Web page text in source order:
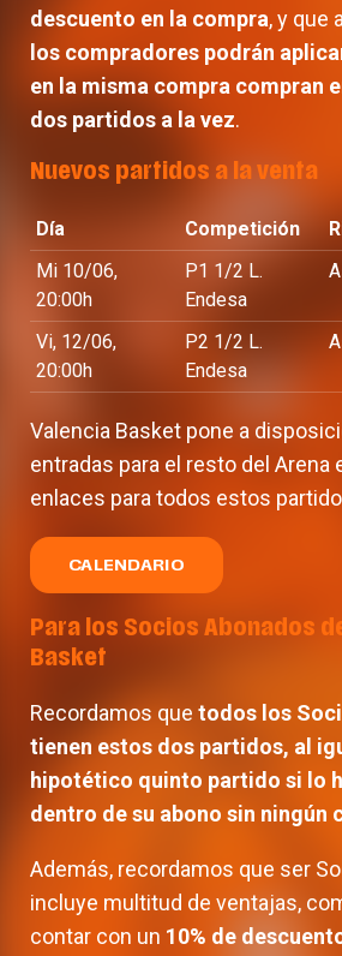
descuento en la compra, y que
los compradores podrán
en la misma compra compran
dos partidos a la vez.
Nuevos partidos a la venta
Día Competición
Mi 10/06,
20:00h
P1 1/2 L.
Endesa
Vi, 12/06,
20:00h
P2 1/2 L.
Endesa
Valencia Basket pone a
entradas para el resto del Arena
enlaces para todos estos
CALENDARIO
Para los Socios Abonados
Basket
Recordamos que todos los
tienen estos dos partidos, al
hipotético quinto partido si lo
dentro de su abono sin ningún
Además, recordamos que ser
incluye multitud de ventajas,
contar con un 10% de